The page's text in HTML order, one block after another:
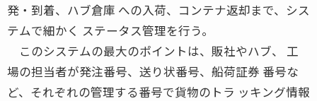
発・到着、ハブ倉庫 への入荷、コンテナ返却まで、シス
テムで細かく ステータス管理を行う。
このシステムの最大のポイントは、販社やハブ、 工
場の担当者が発注番号、送り状番号、船荷証券 番号な
ど、それぞれの管理する番号で貨物のトラ ッキング情報